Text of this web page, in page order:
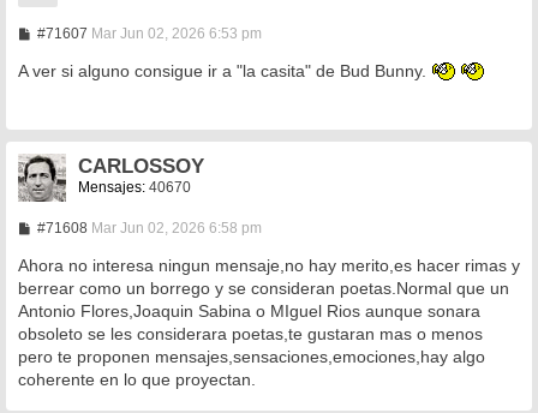
#71607M
n
s
e
Mar Jun 02, 2026 6:53 pm
A ver si alguno consigue ir a "la casita" de Bud Bunny.
CARLOSSOY
Mensajes: 40670
#71608M
n
a
j
e
Mar Jun 02, 2026 6:58 pm
Ahora no interesa ningun mensaje,no hay merito,es hacer rimas y
berrear como un borrego y se consideran poetas.Normal que un
Antonio Flores,Joaquin Sabina o MIguel Rios aunque sonara
obsoleto se les considerara poetas,te gustaran mas o menos
pero te proponen mensajes,sensaciones,emociones,hay algo
coherente en lo que proyectan.